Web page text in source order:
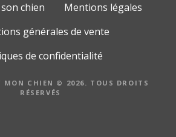
chien
Mentions légales
générales de vente
de confidentialité
MON CHIEN © 2026. TOUS DROITS
RÉSERVÉS